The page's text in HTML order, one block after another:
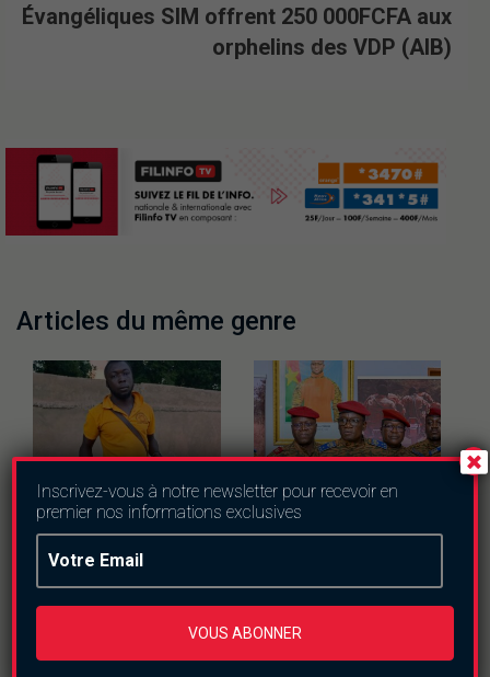
Évangéliques SIM offrent 250 000FCFA aux
orphelins des VDP (AIB)
Articles du même genre
rentable en saison
des pluies
reconquis à la date
du 30 juin 2026
Inscrivez-vous à notre newsletter pour recevoir en
premier nos informations exclusives
VOUS ABONNER